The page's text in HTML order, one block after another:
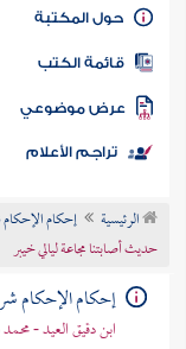
كتاب الأمة
المكتبة
الكتب
موضوعي
تراجم الأعلام
الرئيسية إحكام
حديث أصابتنا مجاعة ليالي خيبر
إحكام الإحكام
ابن دقيق العيد -